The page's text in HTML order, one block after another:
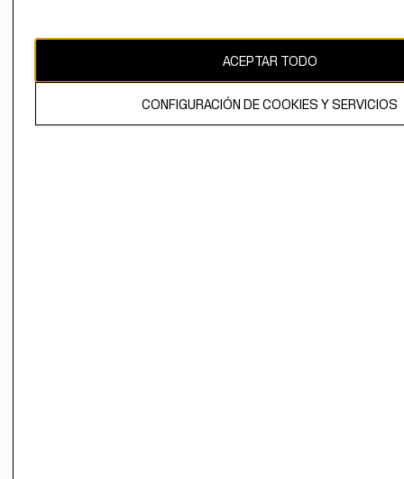
El contenido de esta página web está protegido por copyright y es
propiedad de H&M Hennes & Mauritz AB.
ACEPTAR TODO
CONFIGURACIÓN DE COOKIES Y SERVICIOS